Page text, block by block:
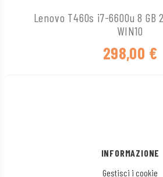
Lenovo T460s i7-6600u 8 GB
WIN10
298,00 €
INFORMAZIONE
Gestisci i cookie